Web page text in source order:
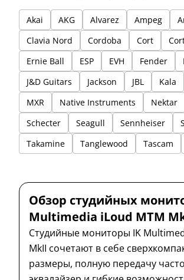
Akai AKG Alvarez Ampeg
Clavia Nord
Cordoba Cort
Ernie Ball
ESP EVH Fender
J&D Guitars
Jackson JBL Kala
MXR
Native Instruments Nektar
Schecter
Seagull Sennheiser
Takamine
Tanglewood Tascam
Обзор студийных
Multimedia iLoud MTM
Студийные мониторы IK
MkII сочетают в себе
размеры, полную передачу